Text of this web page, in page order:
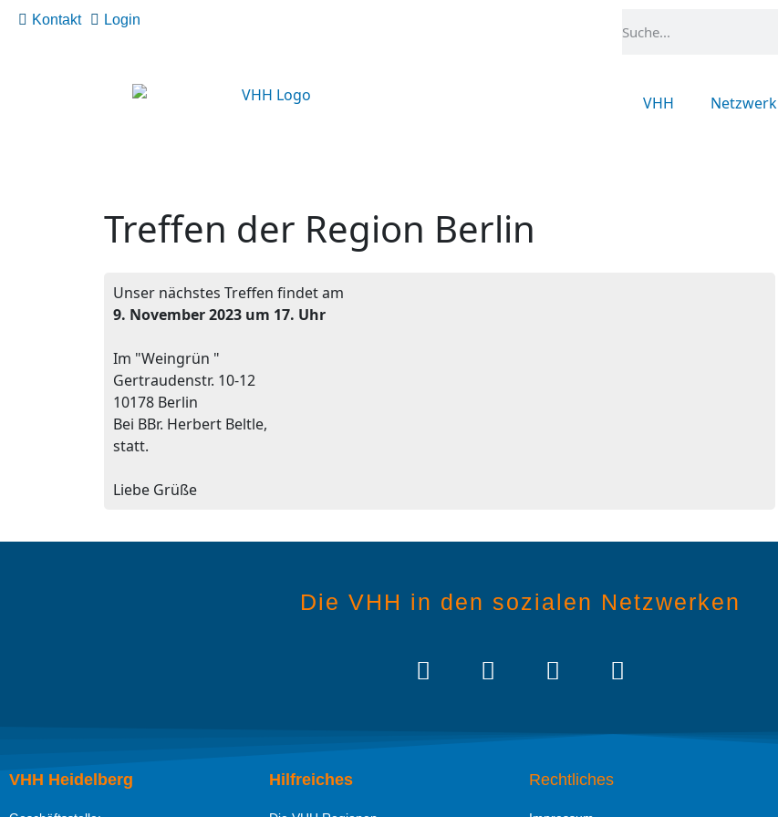
Kontakt Login
VHH Netzwerk
Treffen der Region Berlin
Unser nächstes Treffen findet am
9. November 2023 um 17. Uhr
Im "Weingrün "
Gertraudenstr. 10-12
10178 Berlin
Bei BBr. Herbert Beltle,
statt.
Liebe Grüße
Die VHH in den sozialen Netzwerken
VHH Heidelberg Hilfreiches Rechtliches